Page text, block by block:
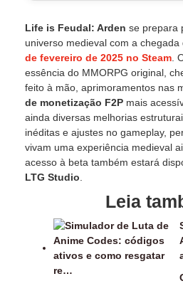
Life is Feudal: Arden se prepara
universo medieval com a chegada
de fevereiro de 2025 no Steam .
essência do MMORPG original,
feito à mão, aprimoramentos nas
de monetização F2P mais
ainda diversas melhorias
inéditas e ajustes no gameplay,
vivam uma experiência medieval
acesso à beta também estará
LTG Studio
Leia